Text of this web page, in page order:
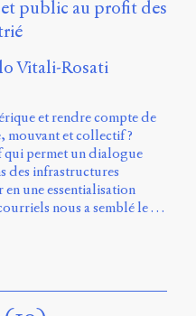
public au profit des
Vitali-Rosati
et rendre compte de
mouvant et collectif ?
permet un dialogue
des infrastructures
en une essentialisation
nous a semblé le …